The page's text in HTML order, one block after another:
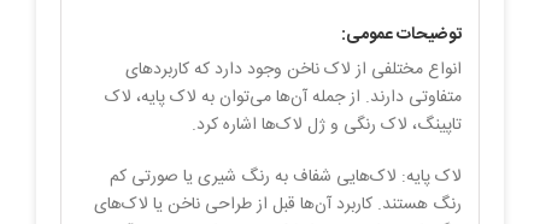
توضیحات عمومی:
انواع مختلفی از لاک ناخن وجود دارد که کاربردهای
متفاوتی دارند. از جمله آن‌ها می‌توان به لاک پایه، لاک
تاپینگ، لاک رنگی و ژل لاک‌ها اشاره کرد.
لاک پایه: لاک‌هایی شفاف به رنگ شیری یا صورتی کم
رنگ هستند. کاربرد آن‌ها قبل از طراحی ناخن یا لاک‌های